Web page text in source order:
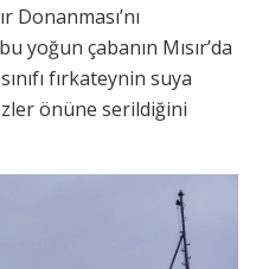
yoğun çabanın Mısır’da
fırkateynin suya
önüne serildiğini